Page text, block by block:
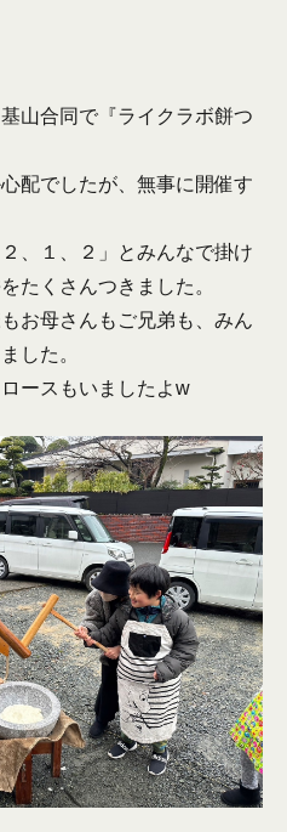
山合同で『ライクラボ餅つ
配でしたが、無事に開催す
、１、２」とみんなで掛け
たくさんつきました。
お母さんもご兄弟も、みん
した。
ースもいましたよw